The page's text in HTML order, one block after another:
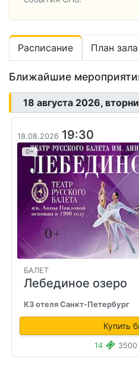
Расписание План зала
Ближайшие
18 августа 2026,
18.08.2026 19:30
0+
БАЛЕТ
Лебединое озеро
КЗ отеля Санкт-Петербург
Купить
14